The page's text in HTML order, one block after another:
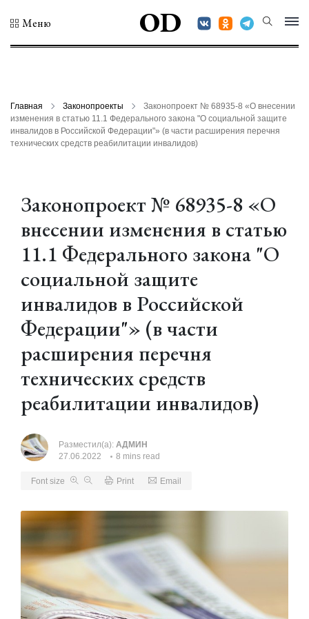
Меню OD
Главная Законопроекты
Законопроект № 68935-8 «О внесении
изменения в статью 11.1 Федерального закона "О социальной защите
инвалидов в Российской Федерации"» (в части расширения перечня
технических средств реабилитации инвалидов)
Законопроект № 68935-8 «О
внесении изменения в статью
11.1 Федерального закона "О
социальной защите
инвалидов в Российской
Федерации"» (в части
расширения перечня
технических средств
реабилитации инвалидов)
Разместил(а): АДМИН
27.06.2022
8 mins read
Font size Print Email